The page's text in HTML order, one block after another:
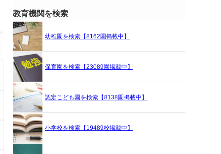
教育機関を検索
幼稚園を検索【8162園掲載中】
保育園を検索【23089園掲載中】
認定こども園を検索【8138園掲載中】
小学校を検索【19489校掲載中】